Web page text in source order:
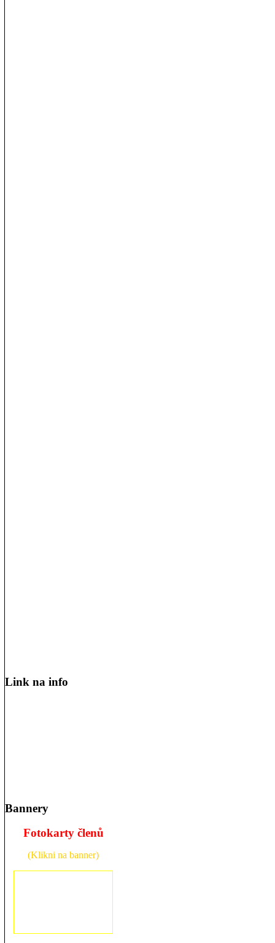
Link na info
Bannery
Fotokarty členů
(Klikni na banner)